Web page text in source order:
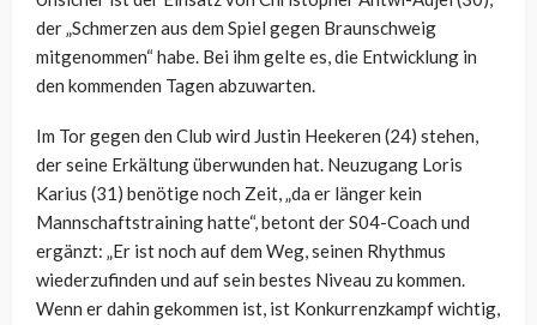
der „Schmerzen aus dem Spiel gegen Braunschweig
mitgenommen“ habe. Bei ihm gelte es, die Entwicklung in
den kommenden Tagen abzuwarten.
Im Tor gegen den Club wird Justin Heekeren (24) stehen,
der seine Erkältung überwunden hat. Neuzugang Loris
Karius (31) benötige noch Zeit, „da er länger kein
Mannschaftstraining hatte“, betont der S04-Coach und
ergänzt: „Er ist noch auf dem Weg, seinen Rhythmus
wiederzufinden und auf sein bestes Niveau zu kommen.
Wenn er dahin gekommen ist, ist Konkurrenzkampf wichtig,